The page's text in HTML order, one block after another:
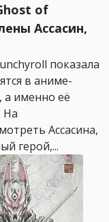
of
Ассасин,
показала
в аниме-
а именно её
На
Ассасина,
герой,...